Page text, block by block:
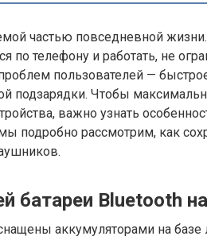
частью повседневной
по телефону и работать, не
пользователей —
подзарядки. Чтобы
важно узнать
подробно рассмотрим, как
батареи Bluetooth
аккумуляторами на базе